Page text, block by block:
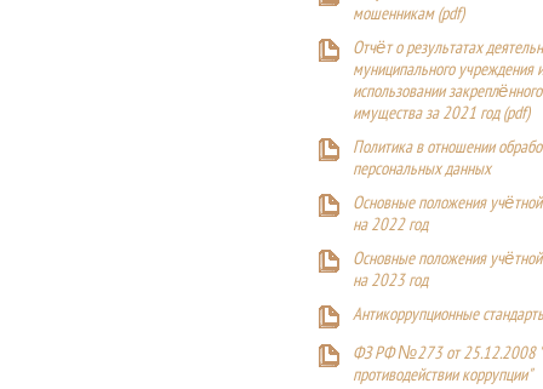
мошенникам (pdf)
Отчёт о результатах
муниципального учреждения
использовании
имущества за 2021 год (pdf)
Политика в отношении
персональных данных
Основные положения
на 2022 год
Основные положения
на 2023 год
Антикоррупционные
ФЗ РФ №273 от 25.12.2008
противодействии коррупции"